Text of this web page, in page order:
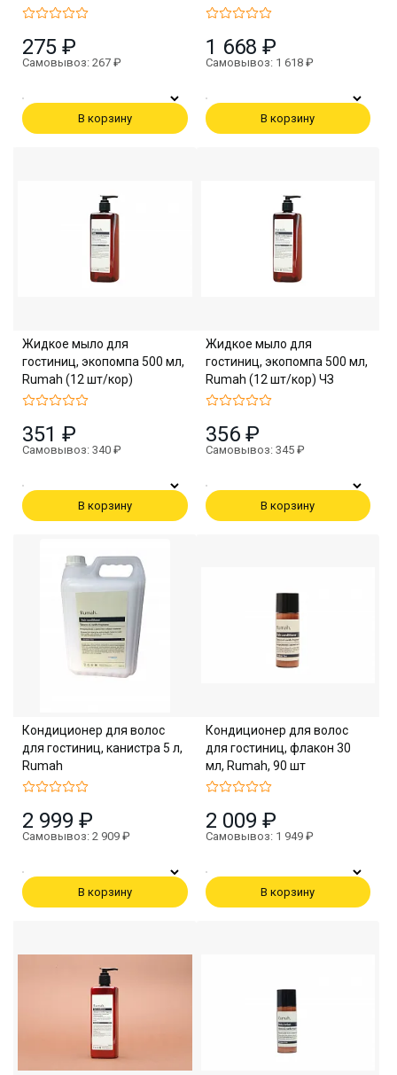
275 ₽
Самовывоз: 267 ₽
В корзину
1 668 ₽
Самовывоз: 1 618 ₽
В корзину
Жидкое мыло для
гостиниц, экопомпа 500 мл,
Rumah (12 шт/кор)
351 ₽
Самовывоз: 340 ₽
В корзину
Жидкое мыло для
гостиниц, экопомпа 500 мл,
Rumah (12 шт/кор) ЧЗ
356 ₽
Самовывоз: 345 ₽
В корзину
Кондиционер для волос
для гостиниц, канистра 5 л,
Rumah
2 999 ₽
Самовывоз: 2 909 ₽
В корзину
Кондиционер для волос
для гостиниц, флакон 30
мл, Rumah, 90 шт
2 009 ₽
Самовывоз: 1 949 ₽
В корзину